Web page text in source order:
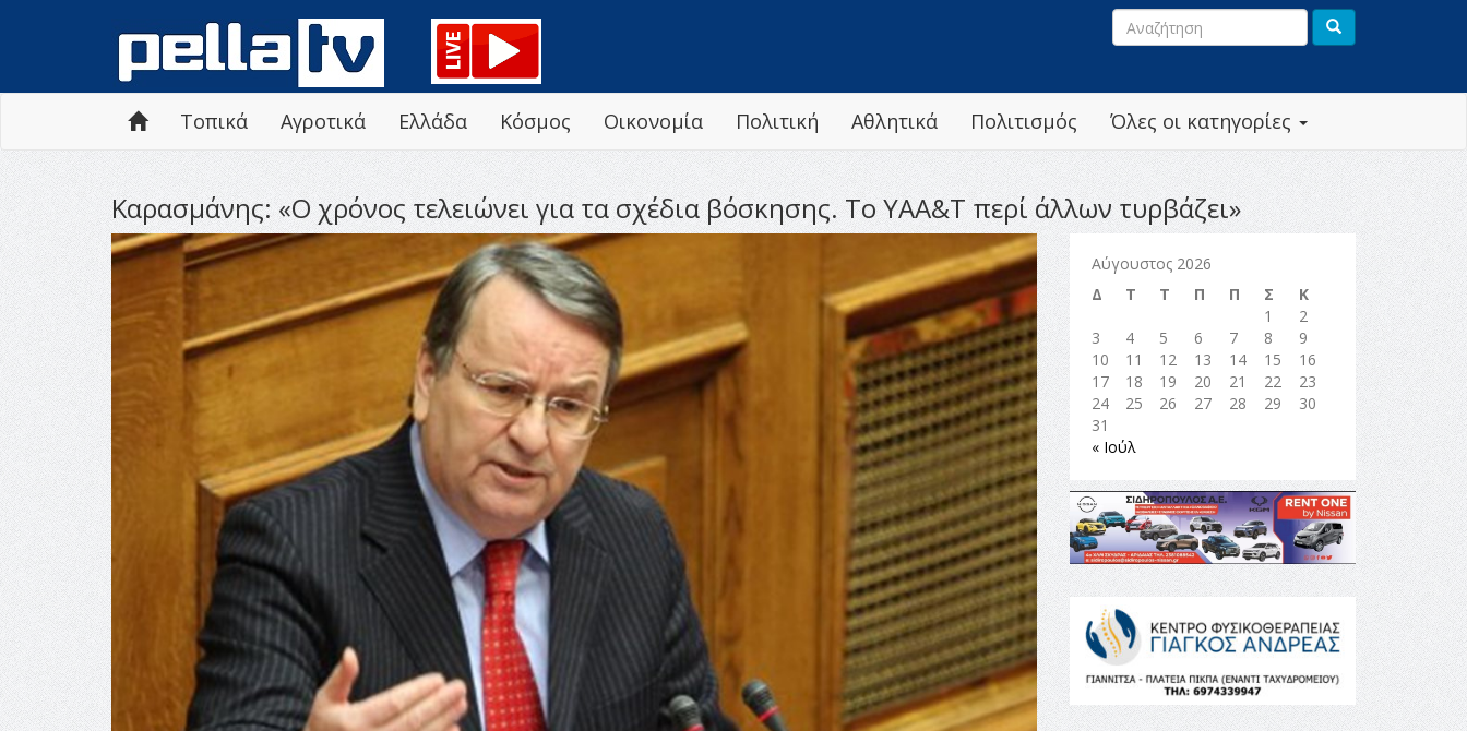
Όλες οι κατηγορίες
Τοπικά Αγροτικά Ελλάδα Κόσμος Οικονομία Πολιτική Αθλητικά Πολιτισμός
Καρασμάνης: «Ο χρόνος τελειώνει για τα σχέδια βόσκησης. Το ΥΑΑ&Τ περί άλλων τυρβάζει»
Αύγουστος 2026
Δ
Τ Τ Π Π Σ
Κ
1
2
3
4 5 6 7 8
9
10
11 12 13 14 15
16
17
18 19 20 21 22
23
24
25 26 27 28 29
30
31
« Ιούλ